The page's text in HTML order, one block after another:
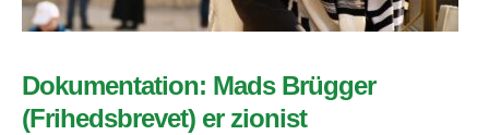
Dokumentation: Mads Brügger
(Frihedsbrevet) er zionist